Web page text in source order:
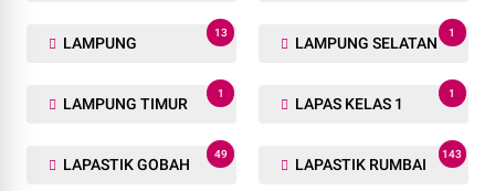
LAMPUNG
13
LAMPUNG SELATAN
1
LAMPUNG TIMUR
1
LAPAS KELAS 1
1
LAPASTIK GOBAH
49
LAPASTIK RUMBAI
143